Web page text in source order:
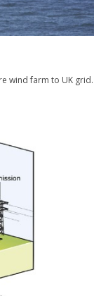
wind farm to UK